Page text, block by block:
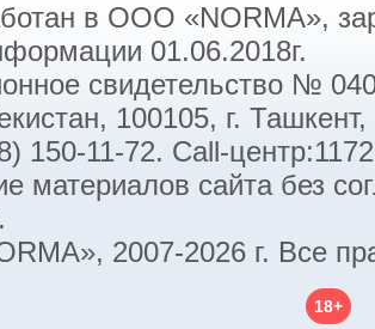
в ООО «NORMA»,
01.06.2018г.
свидетельство №
100105, г.
150-11-72. Call-
материалов сайта без
2007-2026 г. Все
18+